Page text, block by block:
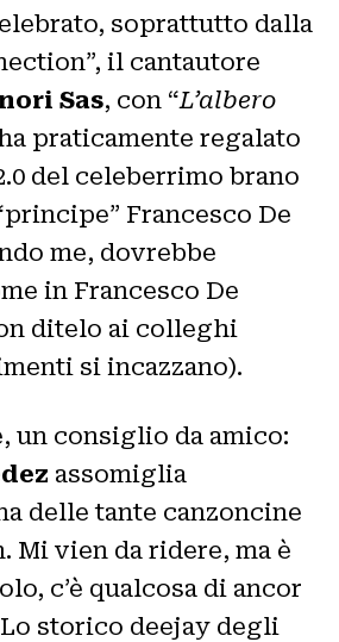
soprattutto dalla
il cantautore
Sas, con “L’albero
praticamente regalato
del celeberrimo brano
Francesco De
me, dovrebbe
in Francesco De
ditelo ai colleghi
si incazzano).
un consiglio da amico:
assomiglia
delle tante canzoncine
Mi vien da ridere, ma è
c’è qualcosa di ancor
storico deejay degli